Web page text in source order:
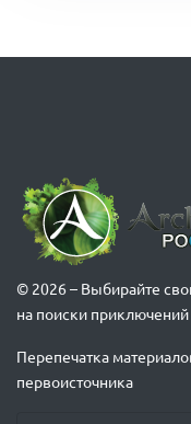
© 2026 – Выбирайте
на поиски приключений
Перепечатка
первоисточника